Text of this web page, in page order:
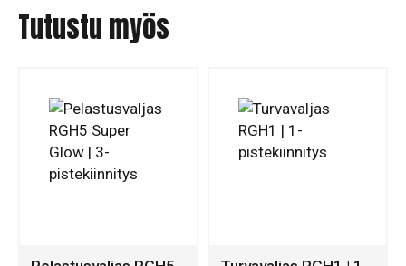
Tutustu myös